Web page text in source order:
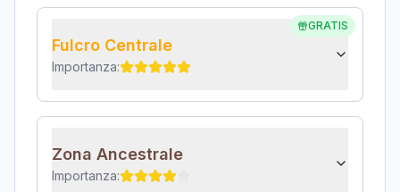
GRATIS
Fulcro Centrale
Importanza:
Zona Ancestrale
Importanza: